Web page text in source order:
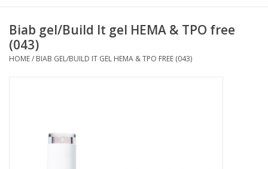
Acrylpoeder
Aluminium koffer/Trolley
Biab gel/Build It gel HEMA & TPO free
(043)
HOME/ BIAB GEL/BUILD IT GEL HEMA & TPO FREE (043)